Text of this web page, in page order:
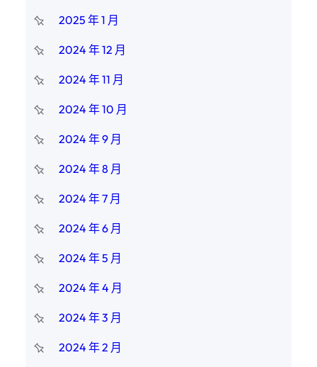
2025 年 1 月
2024 年 12 月
2024 年 11 月
2024 年 10 月
2024 年 9 月
2024 年 8 月
2024 年 7 月
2024 年 6 月
2024 年 5 月
2024 年 4 月
2024 年 3 月
2024 年 2 月